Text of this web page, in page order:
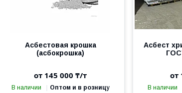
Асбестовая крошка
(асбокрошка)
от 145 000 ₸/т
В наличии Оптом и в розницу
Асбест
от
В наличии